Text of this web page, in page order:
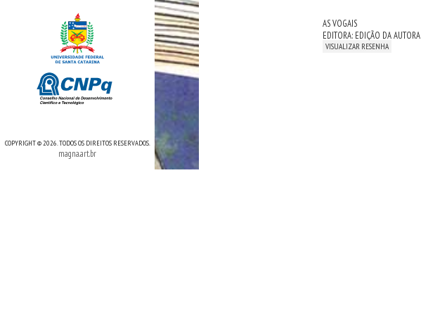
COPYRIGHT © 2026. TODOS OS DIREITOS RESERVADOS.
magna.art.br
AS VOGAIS
EDITORA: EDIÇÃO DA AUTORA
VISUALIZAR RESENHA